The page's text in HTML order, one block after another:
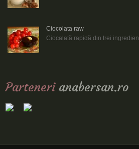
Ciocolata raw
Ciocalată rapidă din trei
Partenerianabersan.ro